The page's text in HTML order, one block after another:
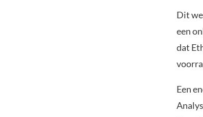
Dit
een
dat
Een